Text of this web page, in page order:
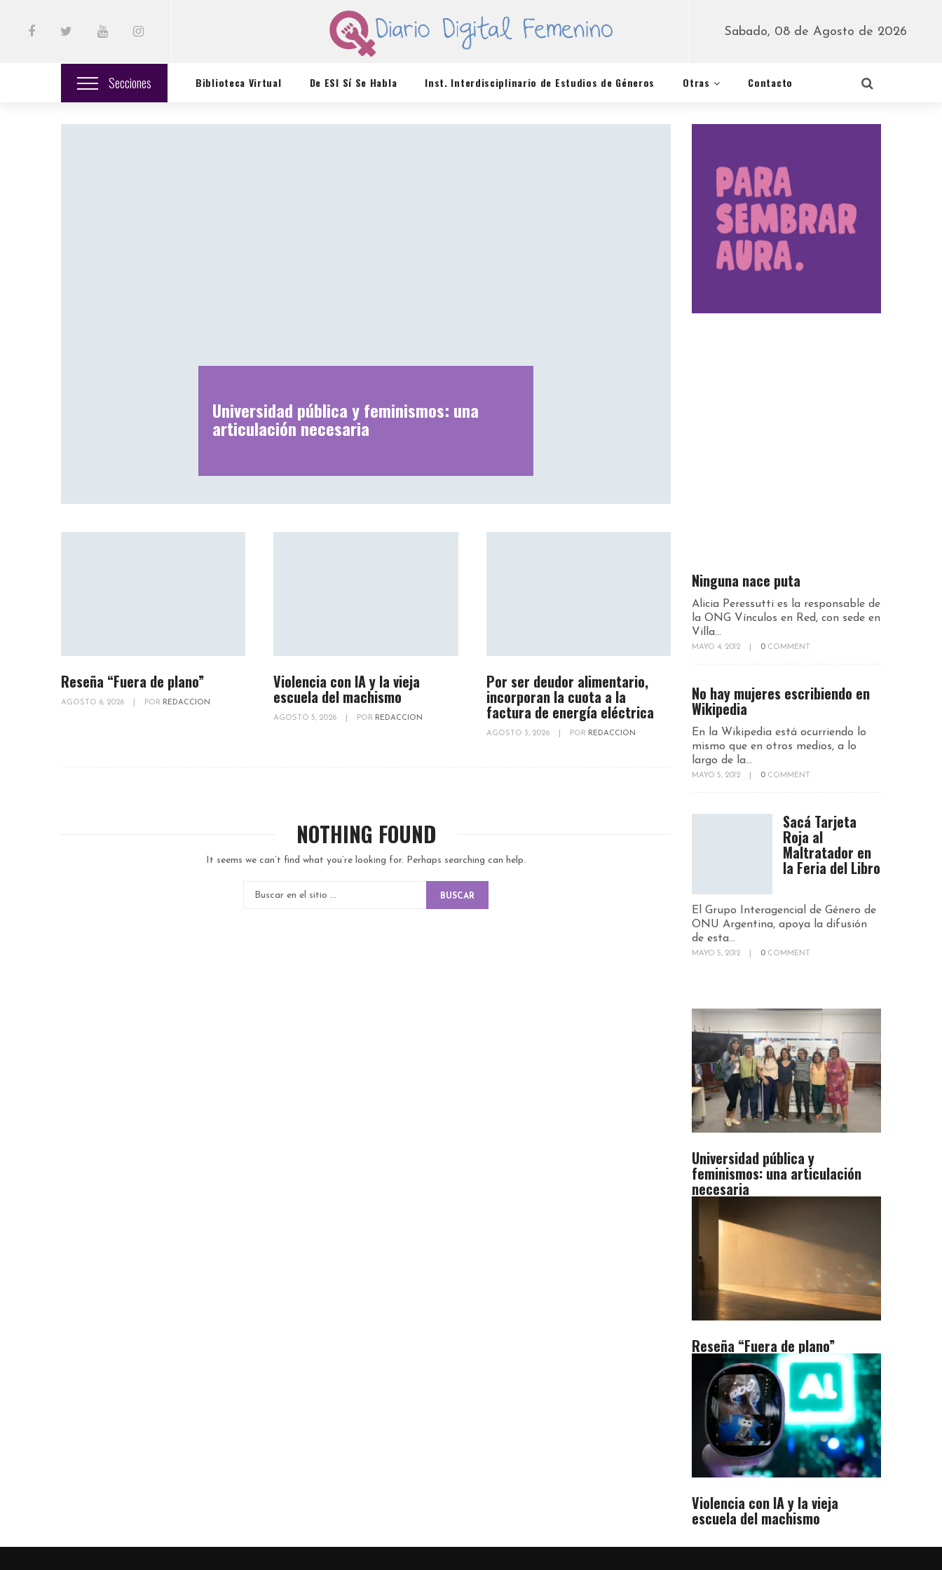
Sabado, 08 de Agosto de 2026
Secciones Biblioteca Virtual De ESI Sí Se Habla Inst. Interdisciplinario de Estudios de Géneros Otras Contacto
Universidad pública y feminismos: una
articulación necesaria
Reseña “Fuera de plano”
AGOSTO 6, 2026 POR REDACCION
Violencia con IA y la vieja
escuela del machismo
AGOSTO 5, 2026 POR REDACCION
Por ser deudor alimentario,
incorporan la cuota a la
factura de energía eléctrica
AGOSTO 3, 2026 POR REDACCION
NOTHING FOUND
It seems we can’t find what you’re looking for. Perhaps searching can help.
BUSCAR
Ninguna nace puta
Alicia Peressutti es la responsable de
la ONG Vínculos en Red, con sede en
Villa...
MAYO 4, 2012 0 COMMENT
No hay mujeres escribiendo en
Wikipedia
En la Wikipedia está ocurriendo lo
mismo que en otros medios, a lo
largo de la...
MAYO 5, 2012 0 COMMENT
Sacá Tarjeta
Roja al
Maltratador en
la Feria del Libro
El Grupo Interagencial de Género de
ONU Argentina, apoya la difusión
de esta...
MAYO 5, 2012 0 COMMENT
Universidad pública y
feminismos: una articulación
necesaria
Reseña “Fuera de plano”
Violencia con IA y la vieja
escuela del machismo